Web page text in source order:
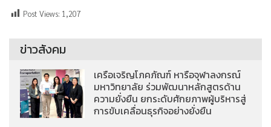
Post Views: 1,207
ข่าวสังคม
เครือเจริญโภคภัณฑ์ หารือจุฬาลงกรณ์
มหาวิทยาลัย ร่วมพัฒนาหลักสูตรด้าน
ความยั่งยืน ยกระดับศักยภาพผู้บริหารสู่
การขับเคลื่อนธุรกิจอย่างยั่งยืน